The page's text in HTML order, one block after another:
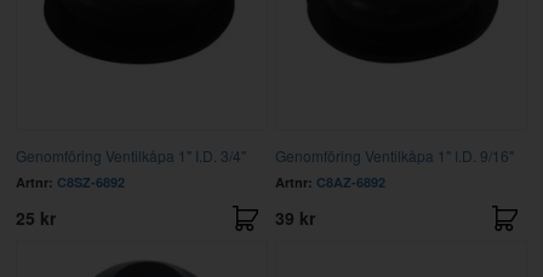
Genomföring Ventilkåpa 1" I.D. 3/4"
Artnr: C8SZ-6892
25 kr
Genomföring Ventilkåpa 1" I.D. 9/16"
Artnr: C8AZ-6892
39 kr